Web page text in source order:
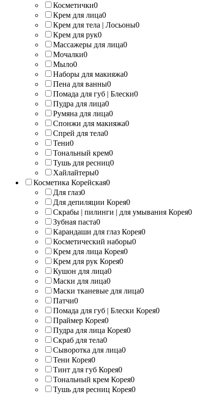
Косметички0
Крем для лица0
Крем для тела | Лосьоны0
Крем для рук0
Массажеры для лица0
Мочалки0
Мыло0
Наборы для макияжа0
Пена для ванны0
Помада для губ | Блески0
Пудра для лица0
Румяна для лица0
Спонжи для макияжа0
Спрей для тела0
Тени0
Тональный крем0
Тушь для ресниц0
Хайлайтеры0
Косметика Корейская0
Для глаз0
Для депиляции Корея0
Скрабы | пилинги | для умывания Корея0
Зубная паста0
Карандаши для глаз Корея0
Косметический наборы0
Крем для лица Корея0
Крем для рук Корея0
Кушон для лица0
Маски для лица0
Маски тканевые для лица0
Патчи0
Помада для губ | Блески Корея0
Праймер Корея0
Пудра для лица Корея0
Скраб для тела0
Сыворотка для лица0
Тени Корея0
Тинт для губ Корея0
Тональный крем Корея0
Тушь для ресниц Корея0